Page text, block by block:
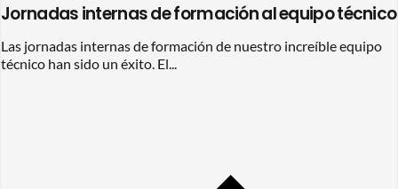
Jornadas internas de formación al equipo técnico
Las jornadas internas de formación de nuestro increíble equipo
técnico han sido un éxito. El...